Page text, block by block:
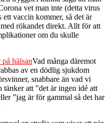
vet man inte (detta virus
vaccin kommer, så det är
rökandet direkt. Allt för att
om du skulle
Vad många däremot
av en dödlig sjukdom
snabbare än vad vi
att ”det är ingen idé att
”jag är för gammal så det har